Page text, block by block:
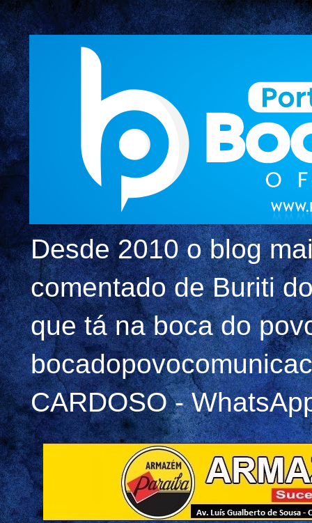
Desde 2010 o blog
comentado de Buriti
que tá na boca do
CARDOSO -